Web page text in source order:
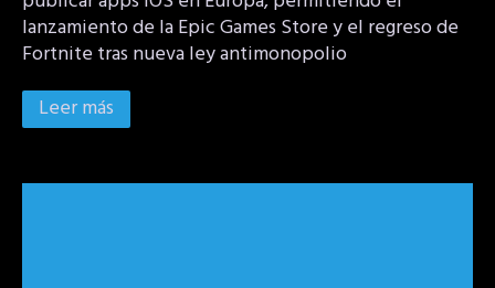
lanzamiento de la Epic Games Store y el regreso de
Fortnite tras nueva ley antimonopolio
Leer más